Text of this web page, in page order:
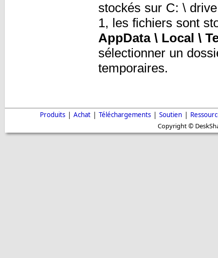
stockés sur C: \
1, les fichiers sont
AppData \ Local \
sélectionner un
temporaires.
Produits | Achat | Téléchargements | Soutien |
Copyright ©